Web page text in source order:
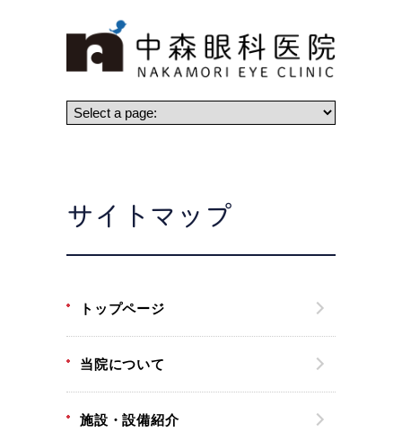
サイトマップ
トップページ
当院について
施設・設備紹介